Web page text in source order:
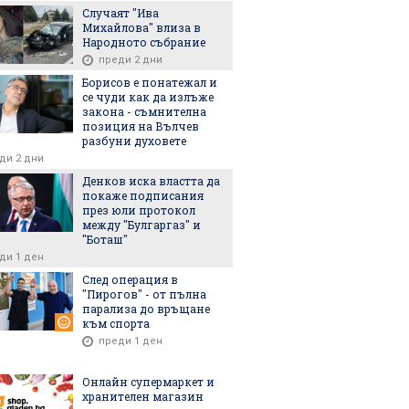
Случаят "Ива
Михайлова" влиза в
Народното събрание
преди 2 дни
Борисов е понатежал и
се чуди как да излъже
закона - съмнителна
позиция на Вълчев
разбуни духовете
2 дни
Денков иска властта да
покаже подписания
през юли протокол
между "Булгаргаз" и
"Боташ"
1 ден
След операция в
"Пирогов" - от пълна
парализа до връщане
към спорта
преди 1 ден
Онлайн супермаркет и
хранителен магазин